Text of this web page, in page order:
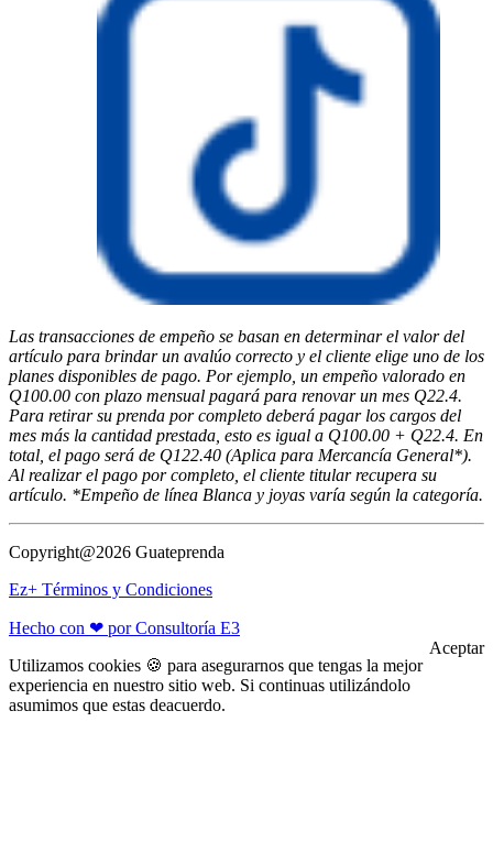
Las transacciones de empeño se basan en determinar el valor del
artículo para brindar un avalúo correcto y el cliente elige uno de los
planes disponibles de pago. Por ejemplo, un empeño valorado en
Q100.00 con plazo mensual pagará para renovar un mes Q22.4.
Para retirar su prenda por completo deberá pagar los cargos del
mes más la cantidad prestada, esto es igual a Q100.00 + Q22.4. En
total, el pago será de Q122.40 (Aplica para Mercancía General*).
Al realizar el pago por completo, el cliente titular recupera su
artículo. *Empeño de línea Blanca y joyas varía según la categoría.
Copyright@2026 Guateprenda
Ez+ Términos y Condiciones
Hecho con ❤ por Consultoría E3
Utilizamos cookies 🍪 para asegurarnos que tengas la mejor
experiencia en nuestro sitio web. Si continuas utilizándolo
asumimos que estas deacuerdo.
Aceptar